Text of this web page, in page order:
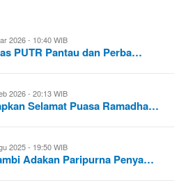
2026 - 10:40 WIB
PUTR Pantau dan Perba…
2026 - 20:13 WIB
Selamat Puasa Ramadha…
2025 - 19:50 WIB
Adakan Paripurna Penya…